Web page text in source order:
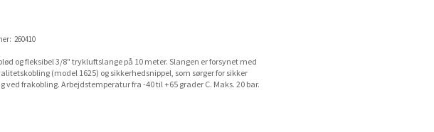
260410
og fleksibel 3/8" trykluftslange på 10 meter. Slangen er forsynet med
(model 1625) og sikkerhedsnippel, som sørger for sikker
ved frakobling. Arbejdstemperatur fra -40 til +65 grader C. Maks. 20 bar.